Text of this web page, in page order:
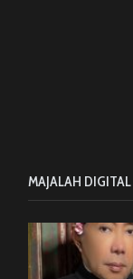
MAJALAH DIGITAL